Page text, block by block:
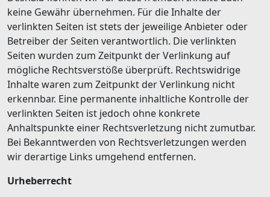
keine Gewähr übernehmen. Für die Inhalte der
verlinkten Seiten ist stets der jeweilige Anbieter oder
Betreiber der Seiten verantwortlich. Die verlinkten
Seiten wurden zum Zeitpunkt der Verlinkung auf
mögliche Rechtsverstöße überprüft. Rechtswidrige
Inhalte waren zum Zeitpunkt der Verlinkung nicht
erkennbar. Eine permanente inhaltliche Kontrolle der
verlinkten Seiten ist jedoch ohne konkrete
Anhaltspunkte einer Rechtsverletzung nicht zumutbar.
Bei Bekanntwerden von Rechtsverletzungen werden
wir derartige Links umgehend entfernen.
Urheberrecht